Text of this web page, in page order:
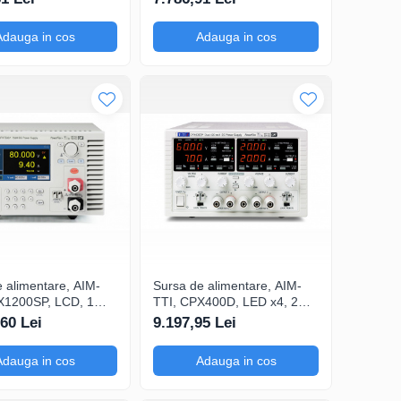
liniara
in cos
rapidă a circuitelor,
Comutare nivele tensiune
(profil tensiune)
Adauga in cos
alimentare, AIM-
LCD, 1
testarea
electronice,
nivele tensiune
Lei
in cos
Sursa de alimentare, AIM-
TTI, CPX400D, LED x4, 2
canale, pentru alimentare în
activități de reparații, Test
Bridge SW pentru
multicontrol tesniune si
9.197,95 Lei
Adauga in cos